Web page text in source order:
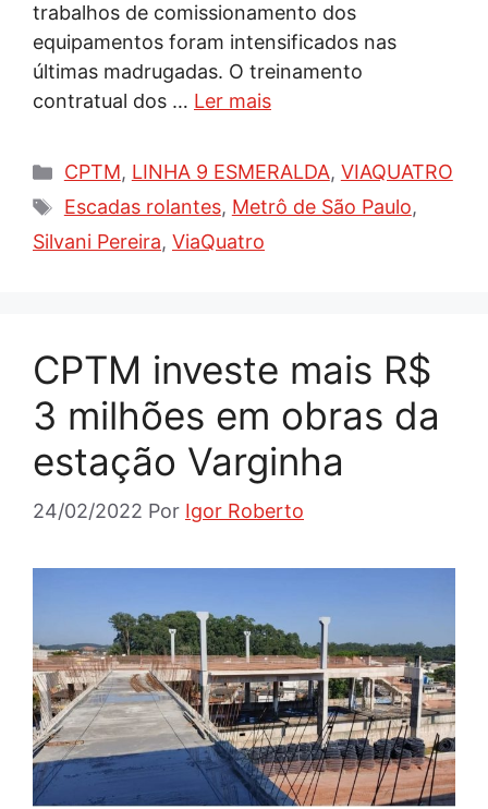
trabalhos de comissionamento dos
equipamentos foram intensificados nas
últimas madrugadas. O treinamento
contratual dos … Ler mais
Categorias
CPTM, LINHA 9 ESMERALDA, VIAQUATRO
Tags
Escadas rolantes, Metrô de São Paulo,
Silvani Pereira, ViaQuatro
CPTM investe mais R$
3 milhões em obras da
estação Varginha
24/02/2022 Por Igor Roberto